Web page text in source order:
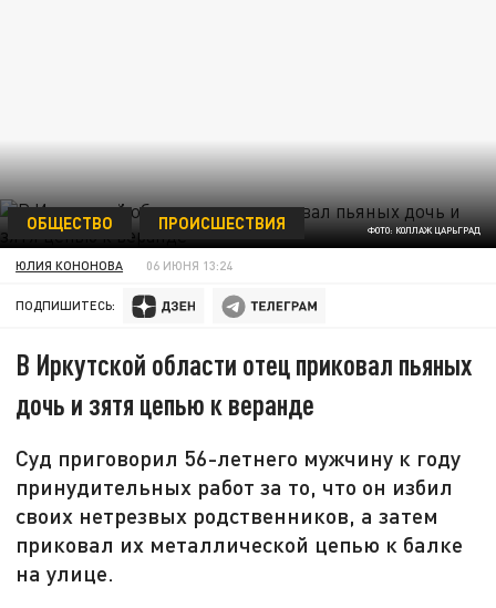
ФОТО: КОЛЛАЖ ЦАРЬГРАД
ОБЩЕСТВО ПРОИСШЕСТВИЯ
ЮЛИЯ КОНОНОВА 06 ИЮНЯ 13:24
ПОДПИШИТЕСЬ:
В Иркутской области отец приковал пьяных
дочь и зятя цепью к веранде
Суд приговорил 56-летнего мужчину к году
принудительных работ за то, что он избил
своих нетрезвых родственников, а затем
приковал их металлической цепью к балке
на улице.